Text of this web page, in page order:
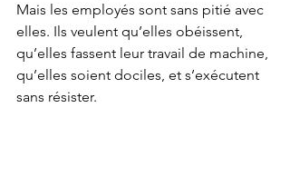
Mais les employés sont sans pitié avec
elles. Ils veulent qu’elles obéissent,
qu’elles fassent leur travail de machine,
qu’elles soient dociles, et s’exécutent
sans résister.